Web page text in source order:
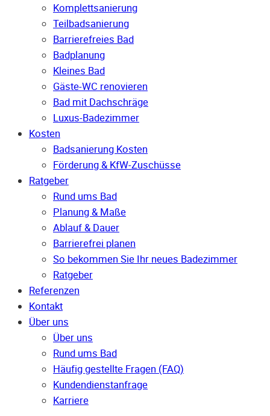
Komplettsanierung
Teilbadsanierung
Barrierefreies Bad
Badplanung
Kleines Bad
Gäste-WC renovieren
Bad mit Dachschräge
Luxus-Badezimmer
Kosten
Badsanierung Kosten
Förderung & KfW-Zuschüsse
Ratgeber
Rund ums Bad
Planung & Maße
Ablauf & Dauer
Barrierefrei planen
So bekommen Sie Ihr neues Badezimmer
Ratgeber
Referenzen
Kontakt
Über uns
Über uns
Rund ums Bad
Häufig gestellte Fragen (FAQ)
Kunden­dienst­anfrage
Karriere